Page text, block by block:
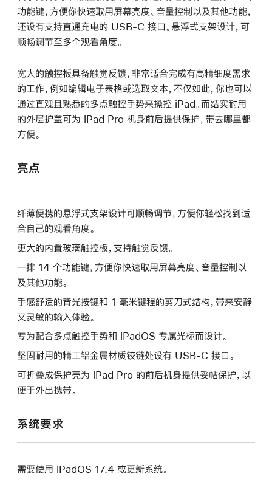
功能键，方便你快速取用屏幕亮度、音量控制以及其他功能，
还设有支持直通充电的 USB-C 接口。悬浮式支架设计，可
顺畅调节至多个观看角度。
宽大的触控板具备触觉反馈，非常适合完成有高精细度需求
的工作，例如编辑电子表格或选取文本，不仅如此，你也可以
通过直观且熟悉的多点触控手势来操控 iPad。而结实耐用
的外层护盖可为 iPad Pro 机身前后提供保护，带去哪里都
方便。
亮点
纤薄便携的悬浮式支架设计可顺畅调节，方便你轻松找到适
合自己的观看角度。
更大的内置玻璃触控板，支持触觉反馈。
一排 14 个功能键，方便你快速取用屏幕亮度、音量控制以
及其他功能。
手感舒适的背光按键和 1 毫米键程的剪刀式结构，带来安静
又灵敏的输入体验。
专为配合多点触控手势和 iPadOS 专属光标而设计。
坚固耐用的精工铝金属材质铰链处设有 USB-C 接口。
可折叠成保护壳为 iPad Pro 的前后机身提供妥帖保护，以
便于外出携带。
系统要求
需要使用 iPadOS 17.4 或更新系统。